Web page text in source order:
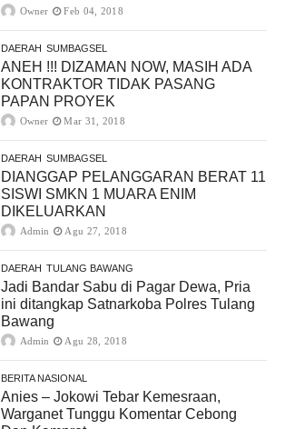
Owner Feb 04, 2018
DAERAH SUMBAGSEL
ANEH !!! DIZAMAN NOW, MASIH ADA
KONTRAKTOR TIDAK PASANG
PAPAN PROYEK
Owner Mar 31, 2018
DAERAH SUMBAGSEL
DIANGGAP PELANGGARAN BERAT 11
SISWI SMKN 1 MUARA ENIM
DIKELUARKAN
Admin Agu 27, 2018
DAERAH TULANG BAWANG
Jadi Bandar Sabu di Pagar Dewa, Pria
ini ditangkap Satnarkoba Polres Tulang
Bawang
Admin Agu 28, 2018
BERITA NASIONAL
Anies – Jokowi Tebar Kemesraan,
Warganet Tunggu Komentar Cebong